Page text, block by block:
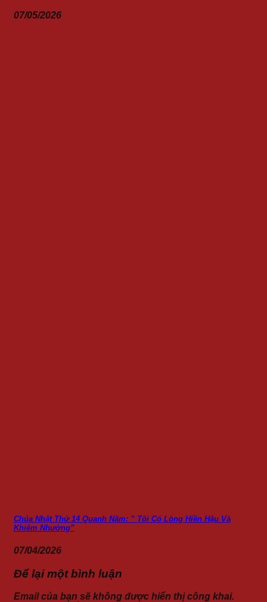
07/05/2026
Chúa Nhật Thứ 14 Quanh Năm: ” Tôi Có Lòng Hiền Hậu Và
Khiêm Nhường”
07/04/2026
Để lại một bình luận
Email của bạn sẽ không được hiển thị công khai.